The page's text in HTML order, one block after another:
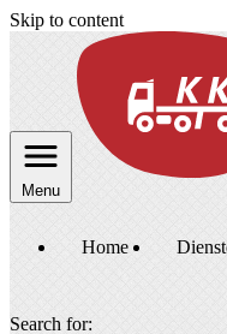
Skip to content
Menu
Home
Search for: